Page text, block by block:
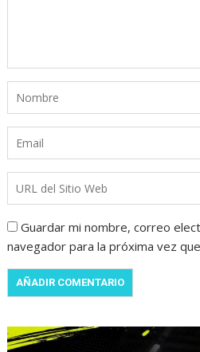
Guardar mi nombre, correo
navegador para la próxima vez